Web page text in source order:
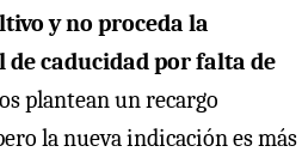
y no proceda la
de caducidad por falta de
plantean un recargo
la nueva indicación es más